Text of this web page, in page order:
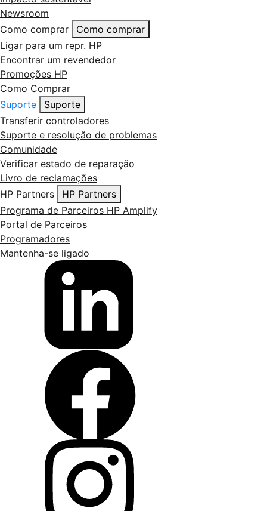
Newsroom
Como comprar
Como comprar
Ligar para um repr. HP
Encontrar um revendedor
Promoções HP
Como Comprar
Suporte
Suporte
Transferir controladores
Suporte e resolução de problemas
Comunidade
Verificar estado de reparação
Livro de reclamações
HP Partners
HP Partners
Programa de Parceiros HP Amplify
Portal de Parceiros
Programadores
Mantenha-se ligado